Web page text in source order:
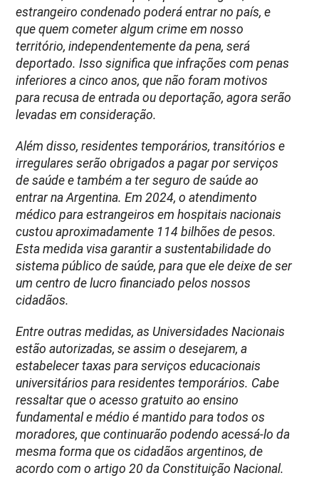
estrangeiro condenado poderá entrar no país, e
que quem cometer algum crime em nosso
território, independentemente da pena, será
deportado. Isso significa que infrações com penas
inferiores a cinco anos, que não foram motivos
para recusa de entrada ou deportação, agora serão
levadas em consideração.
Além disso, residentes temporários, transitórios e
irregulares serão obrigados a pagar por serviços
de saúde e também a ter seguro de saúde ao
entrar na Argentina. Em 2024, o atendimento
médico para estrangeiros em hospitais nacionais
custou aproximadamente 114 bilhões de pesos.
Esta medida visa garantir a sustentabilidade do
sistema público de saúde, para que ele deixe de ser
um centro de lucro financiado pelos nossos
cidadãos.
Entre outras medidas, as Universidades Nacionais
estão autorizadas, se assim o desejarem, a
estabelecer taxas para serviços educacionais
universitários para residentes temporários. Cabe
ressaltar que o acesso gratuito ao ensino
fundamental e médio é mantido para todos os
moradores, que continuarão podendo acessá-lo da
mesma forma que os cidadãos argentinos, de
acordo com o artigo 20 da Constituição Nacional.